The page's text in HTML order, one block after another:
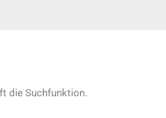
die Suchfunktion.